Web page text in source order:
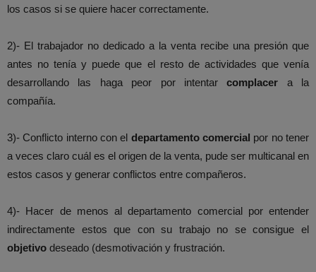
los casos si se quiere hacer correctamente.
2)- El trabajador no dedicado a la venta recibe una presión que
antes no tenía y puede que el resto de actividades que venía
desarrollando las haga peor por intentarcomplacer a la
compañía.
3)- Conflicto interno con el departamento comercial por no tener
a veces claro cuál es el origen de la venta, pude ser multicanal en
estos casos y generar conflictos entre compañeros.
4)- Hacer de menos al departamento comercial por entender
indirectamente estos que con su trabajo no se consigue el
objetivo deseado (desmotivación y frustración.